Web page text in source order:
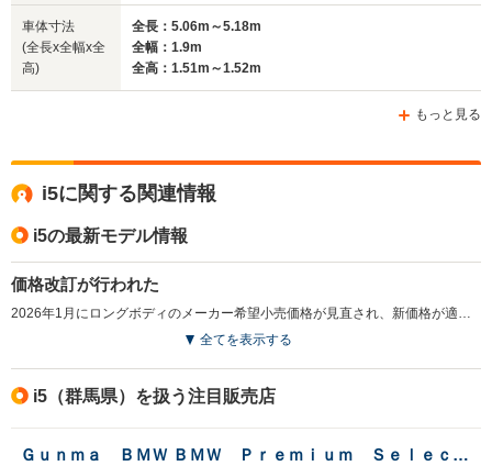
車体寸法
(全長x全幅x全
高)
全長：5.06m～5.18m
全幅：1.9m
全高：1.51m～1.52m
もっと見る
i5に関する関連情報
i5の最新モデル情報
価格改訂が行われた
2026年1月にロングボディのメーカー希望小売価格が見直され、新価格が適用された。（2026.1）
全てを表示する
i5（群馬県）を扱う注目販売店
Ｇｕｎｍａ ＢＭＷ ＢＭＷ Ｐｒｅｍｉｕｍ Ｓｅｌｅｃｔｉｏｎ 前橋